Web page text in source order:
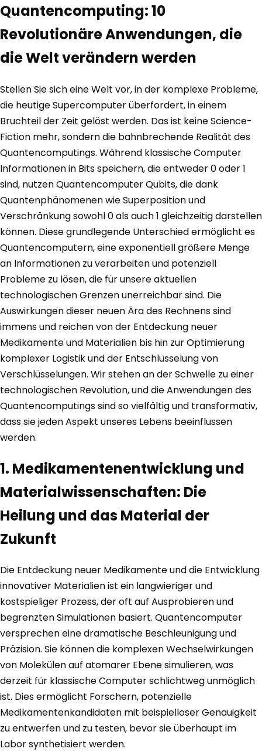
Quantencomputing: 10
Revolutionäre Anwendungen, die
die Welt verändern werden
Stellen Sie sich eine Welt vor, in der komplexe Probleme,
die heutige Supercomputer überfordert, in einem
Bruchteil der Zeit gelöst werden. Das ist keine Science-
Fiction mehr, sondern die bahnbrechende Realität des
Quantencomputings. Während klassische Computer
Informationen in Bits speichern, die entweder 0 oder 1
sind, nutzen Quantencomputer Qubits, die dank
Quantenphänomenen wie Superposition und
Verschränkung sowohl 0 als auch 1 gleichzeitig darstellen
können. Diese grundlegende Unterschied ermöglicht es
Quantencomputern, eine exponentiell größere Menge
an Informationen zu verarbeiten und potenziell
Probleme zu lösen, die für unsere aktuellen
technologischen Grenzen unerreichbar sind. Die
Auswirkungen dieser neuen Ära des Rechnens sind
immens und reichen von der Entdeckung neuer
Medikamente und Materialien bis hin zur Optimierung
komplexer Logistik und der Entschlüsselung von
Verschlüsselungen. Wir stehen an der Schwelle zu einer
technologischen Revolution, und die Anwendungen des
Quantencomputings sind so vielfältig und transformativ,
dass sie jeden Aspekt unseres Lebens beeinflussen
werden.
1. Medikamentenentwicklung und
Materialwissenschaften: Die
Heilung und das Material der
Zukunft
Die Entdeckung neuer Medikamente und die Entwicklung
innovativer Materialien ist ein langwieriger und
kostspieliger Prozess, der oft auf Ausprobieren und
begrenzten Simulationen basiert. Quantencomputer
versprechen eine dramatische Beschleunigung und
Präzision. Sie können die komplexen Wechselwirkungen
von Molekülen auf atomarer Ebene simulieren, was
derzeit für klassische Computer schlichtweg unmöglich
ist. Dies ermöglicht Forschern, potenzielle
Medikamentenkandidaten mit beispielloser Genauigkeit
zu entwerfen und zu testen, bevor sie überhaupt im
Labor synthetisiert werden.